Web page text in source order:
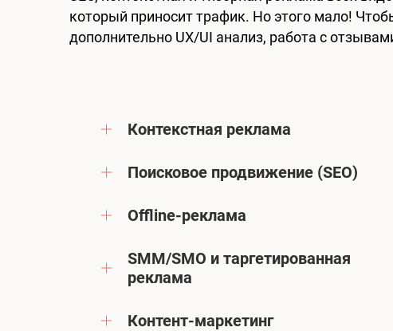
который приносит трафик. Но этого мало!
дополнительно UX/UI анализ, работа с
Контекстная реклама
Поисковое продвижение (SEO)
Offline-реклама
SMM/SMO и таргетированная
реклама
Контент-маркетинг